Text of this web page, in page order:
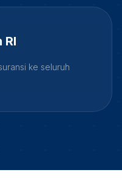
RI
ke seluruh